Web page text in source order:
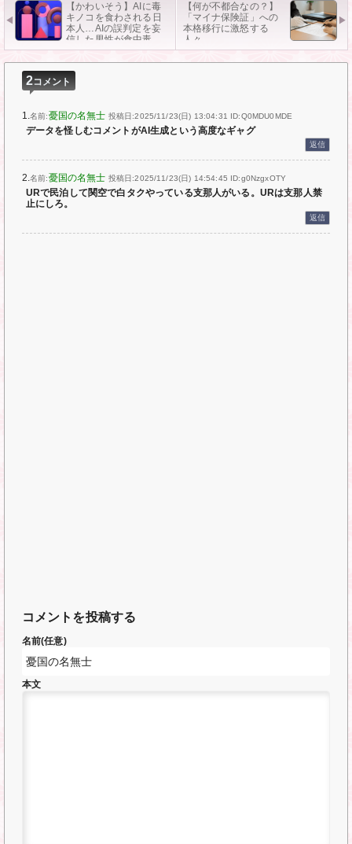
【かわいそう】AIに毒
キノコを食わされる日
本人…AIの誤判定を妄
信した男性が食中毒
に…
【何が不都合なの？】
「マイナ保険証」への
本格移行に激怒する
人々…
2コメント
1.名前:憂国の名無士 投稿日:2025/11/23(日) 13:04:31 ID:Q0MDU0MDE
データを怪しむコメントがAI生成という高度なギャグ
返信
2.名前:憂国の名無士 投稿日:2025/11/23(日) 14:54:45 ID:g0NzgxOTY
URで民泊して関空で白タクやっている支那人がいる。URは支那人禁
止にしろ。
返信
コメントを投稿する
名前(任意)
本文